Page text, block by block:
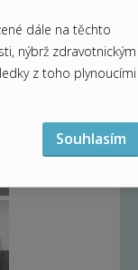
dále na těchto
nýbrž zdravotnickým
z toho plynoucími
Souhlasím